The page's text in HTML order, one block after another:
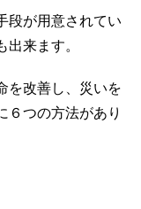
段が用意されてい
来ます。
を改善し、災いを
６つの方法があり